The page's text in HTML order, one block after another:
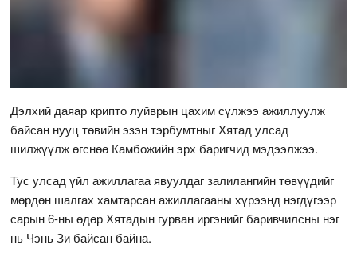
Дэлхий даяар крипто луйврын цахим сүлжээ ажиллуулж
байсан нууц төвийн эзэн тэрбумтныг Хятад улсад
шилжүүлж өгснөө Камбожийн эрх баригчид мэдээлжээ.
Тус улсад үйл ажиллагаа явуулдаг залилангийн төвүүдийг
мөрдөн шалгах хамтарсан ажиллагааны хүрээнд нэгдүгээр
сарын 6-ны өдөр Хятадын гурван иргэнийг баривчилсны нэг
нь Чэнь Зи байсан байна.